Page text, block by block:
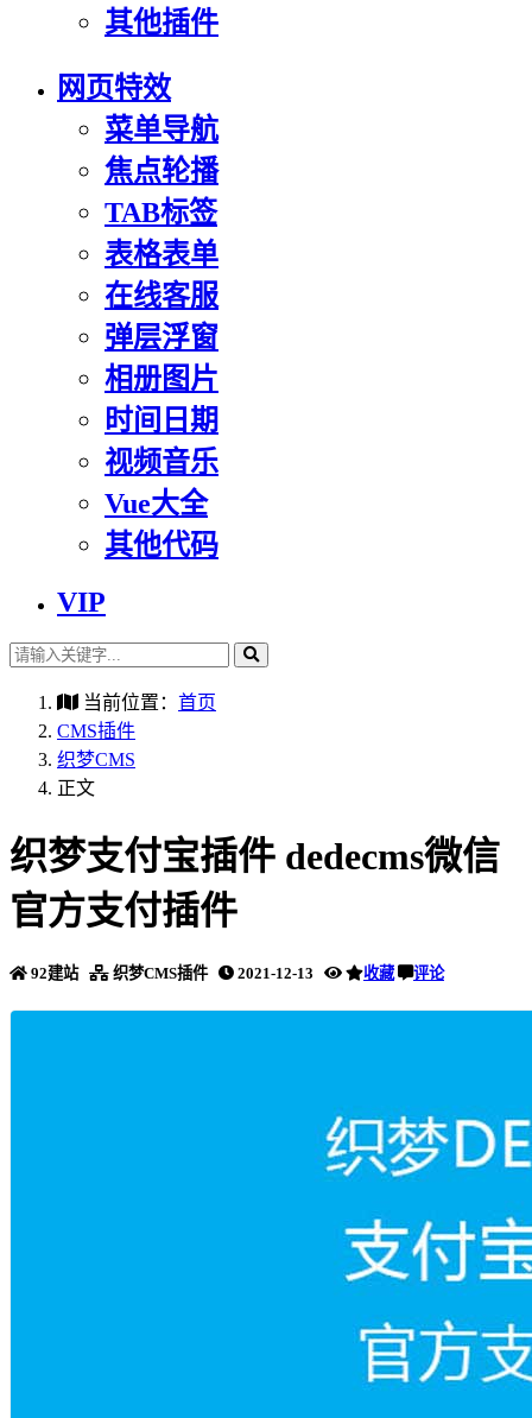
其他插件
网页特效
菜单导航
焦点轮播
TAB标签
表格表单
在线客服
弹层浮窗
相册图片
时间日期
视频音乐
Vue大全
其他代码
VIP
当前位置： 首页
CMS插件
织梦CMS
正文
织梦支付宝插件 dedecms微信
官方支付插件
92建站 织梦CMS插件 2021-12-13 收藏 评论